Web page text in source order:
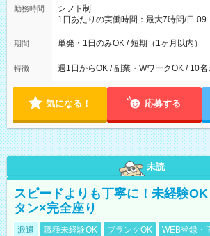
間】試用期間なし
勤務時間
シフト制
1日あたりの実働時間：最大7時間/日
間は 試験により異なります。
期間 単発・1日のみOK / 短期（1ヶ月以内）
特徴 週1日からOK / 副業・WワークOK / 10
気になる！ 応募する
未読
スピードよりも丁寧に！未経験
タン×完全座り
派遣 職種未経験OK ブランクOK WEB登録・